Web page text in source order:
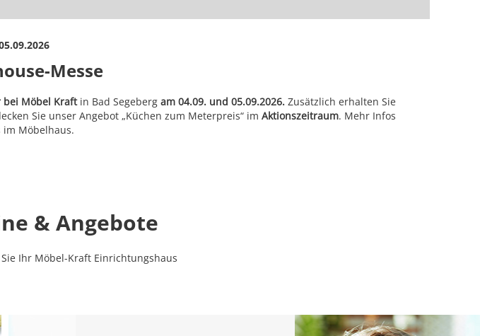
Messe
bei Möbel Kraft in Bad Segebergam 04.09. und 05.09.2026.Zusätzlich erhalten Sie
Sie unser Angebot „Küchen zum Meterpreis“ im Aktionszeitraum. Mehr Infos
im Möbelhaus.
& Angebote
Ihr Möbel-Kraft Einrichtungshaus